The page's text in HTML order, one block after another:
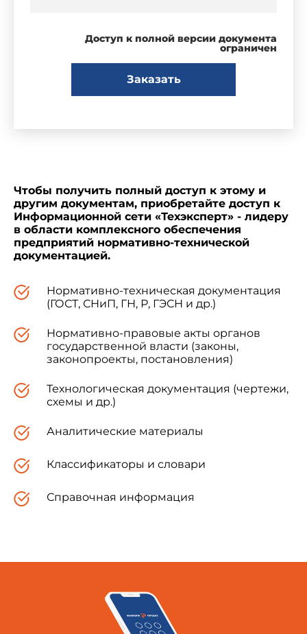
Доступ к полной версии документа
ограничен
Заказать
Чтобы получить полный доступ к этому и
другим документам, приобретайте доступ к
Информационной сети «Техэксперт» - лидеру
в области комплексного обеспечения
предприятий нормативно-технической
документацией.
Нормативно-техническая документация
(ГОСТ, СНиП, ГН, Р, ГЭСН и др.)
Нормативно-правовые акты органов
государственной власти (законы,
законопроекты, постановления)
Технологическая документация (чертежи,
схемы и др.)
Аналитические материалы
Классификаторы и словари
Справочная информация